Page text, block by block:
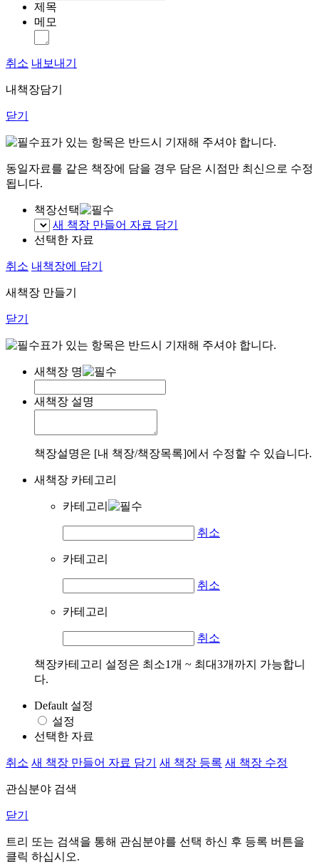
제목
메모
취소 내보내기
내책장담기
닫기
표가 있는 항목은 반드시 기재해 주셔야 합니다.
동일자료를 같은 책장에 담을 경우 담은 시점만 최신으로 수정
됩니다.
책장선택
새 책장 만들어 자료 담기
선택한 자료
취소 내책장에 담기
새책장 만들기
닫기
표가 있는 항목은 반드시 기재해 주셔야 합니다.
새책장 명
새책장 설명
책장설명은 [내 책장/책장목록]에서 수정할 수 있습니다.
새책장 카테고리
카테고리
취소
카테고리
취소
카테고리
취소
책장카테고리 설정은 최소1개 ~ 최대3개까지 가능합니
다.
Default 설정
설정
선택한 자료
취소 새 책장 만들어 자료 담기 새 책장 등록 새 책장 수정
관심분야 검색
닫기
트리 또는 검색을 통해 관심분야를 선택 하신 후 등록 버튼을
클릭 하십시오.